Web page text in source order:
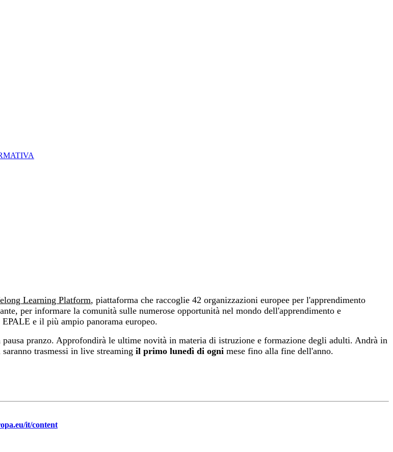
Learning Platform, piattaforma che raccoglie 42 organizzazioni europee per l'apprendimento
per informare la comunità sulle numerose opportunità nel mondo dell'apprendimento e
e il più ampio panorama europeo.
pausa pranzo. Approfondirà le ultime novità in materia di istruzione e formazione degli adulti. Andrà in
trasmessi in live streaming il primo lunedì di ogni mese fino alla fine dell'anno.
it/content